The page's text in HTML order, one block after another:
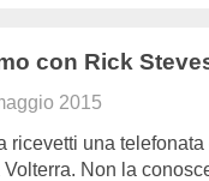
con Rick
2015
ricevetti una
Non la